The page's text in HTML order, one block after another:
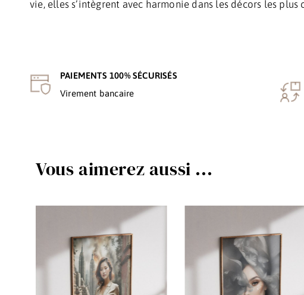
vie, elles s’intègrent avec harmonie dans les décors les plus
PAIEMENTS 100% SÉCURISÉS
Virement bancaire
Vous aimerez aussi ...